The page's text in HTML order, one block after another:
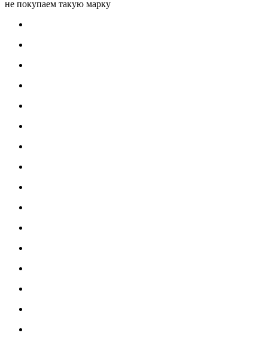
не покупаем такую марку